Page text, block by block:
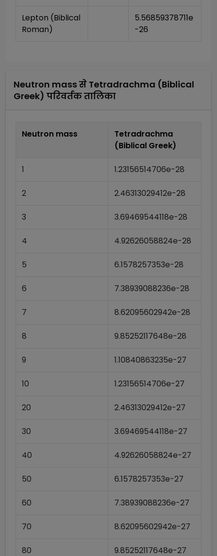
Lepton (Biblical
Roman)
5.56859378711e
-26
Neutron massसे Tetradrachma (Biblical
Greek) परिवर्तक तालिका
Neutron mass
Tetradrachma
(Biblical Greek)
1 1.23156514706e-28
2 2.46313029412e-28
3 3.69469544118e-28
4 4.92626058824e-28
5 6.1578257353e-28
6 7.38939088236e-28
7 8.62095602942e-28
8 9.85252117648e-28
9 1.10840863235e-27
10 1.23156514706e-27
20 2.46313029412e-27
30 3.69469544118e-27
40 4.92626058824e-27
50 6.1578257353e-27
60 7.38939088236e-27
70 8.62095602942e-27
80 9.85252117648e-27